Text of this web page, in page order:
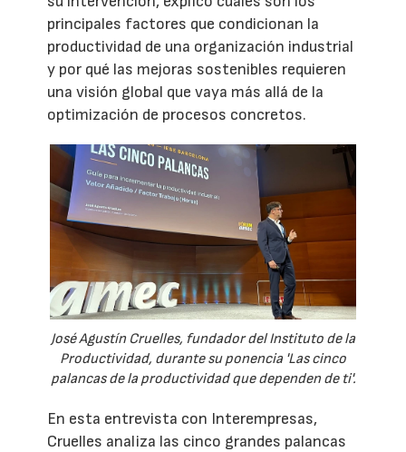
principales factores que condicionan la
productividad de una organización industrial
y por qué las mejoras sostenibles requieren
una visión global que vaya más allá de la
optimización de procesos concretos.
José Agustín Cruelles, fundador del Instituto de la
Productividad, durante su ponencia 'Las cinco
palancas de la productividad que dependen de ti'.
En esta entrevista con Interempresas,
Cruelles analiza las cinco grandes palancas